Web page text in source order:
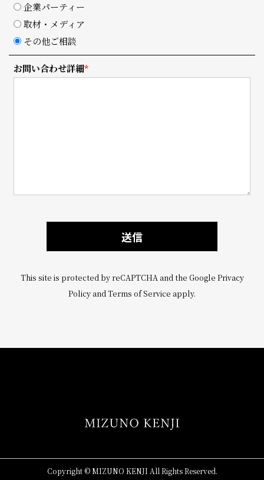
企業パーティー
取材・メディア
その他ご相談
お問い合わせ詳細*
This site is protected by reCAPTCHA and the Google Privacy
Policy andTerms of Service apply.
Copyright © MIZUNO KENJI All Rights Reserved.